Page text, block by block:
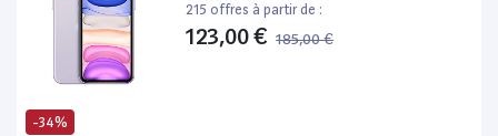
-34%
215 offres à partir de :
123,00 € 185,00 €